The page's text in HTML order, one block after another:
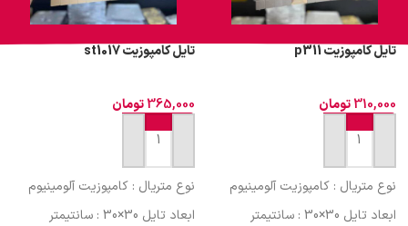
تایل کامپوزیت p311
310,000تومان
افزودن به سبد خرید
نوع متریال : کامپوزیت آلومینیوم
ابعاد تایل 30×30 : سانتیمتر
تایل کامپوزیت st1017
365,000تومان
افزودن به سبد خرید
نوع متریال : کامپوزیت آلومینیوم
ابعاد تایل 30×30 : سانتیمتر